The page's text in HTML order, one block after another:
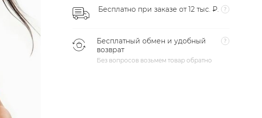
Бесплатно при заказе от 12 тыс. ₽.
Бесплатный обмен и удобный
возврат
Без вопросов возьмем товар обратно